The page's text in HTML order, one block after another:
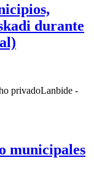
durante
privadoLanbide -
municipales